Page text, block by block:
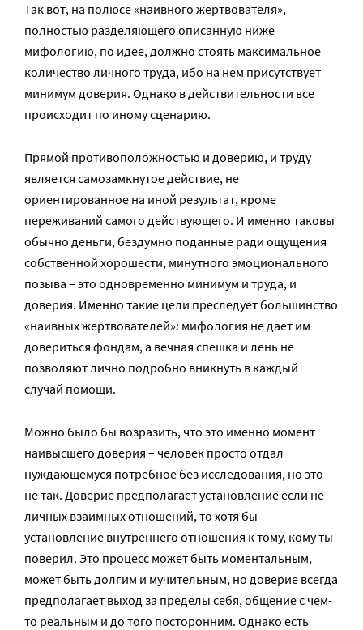
Так вот, на полюсе «наивного жертвователя»,
полностью разделяющего описанную ниже
мифологию, по идее, должно стоять максимальное
количество личного труда, ибо на нем присутствует
минимум доверия. Однако в действительности все
происходит по иному сценарию.
Прямой противоположностью и доверию, и труду
является самозамкнутое действие, не
ориентированное на иной результат, кроме
переживаний самого действующего. И именно таковы
обычно деньги, бездумно поданные ради ощущения
собственной хорошести, минутного эмоционального
позыва – это одновременно минимум и труда, и
доверия. Именно такие цели преследует большинство
«наивных жертвователей»: мифология не дает им
довериться фондам, а вечная спешка и лень не
позволяют лично подробно вникнуть в каждый
случай помощи.
Можно было бы возразить, что это именно момент
наивысшего доверия – человек просто отдал
нуждающемуся потребное без исследования, но это
не так. Доверие предполагает установление если не
личных взаимных отношений, то хотя бы
установление внутреннего отношения к тому, кому ты
поверил. Это процесс может быть моментальным,
может быть долгим и мучительным, но доверие всегда
предполагает выход за пределы себя, общение с чем-
то реальным и до того посторонним. Однако есть